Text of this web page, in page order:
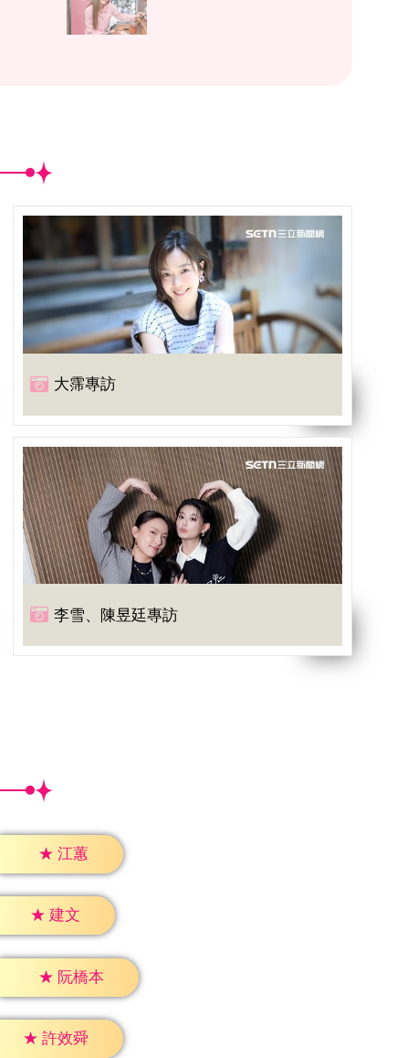
大霈專訪
李雪、陳昱廷專訪
★ 江蕙
★ 建文
★ 阮橋本
★ 許效舜